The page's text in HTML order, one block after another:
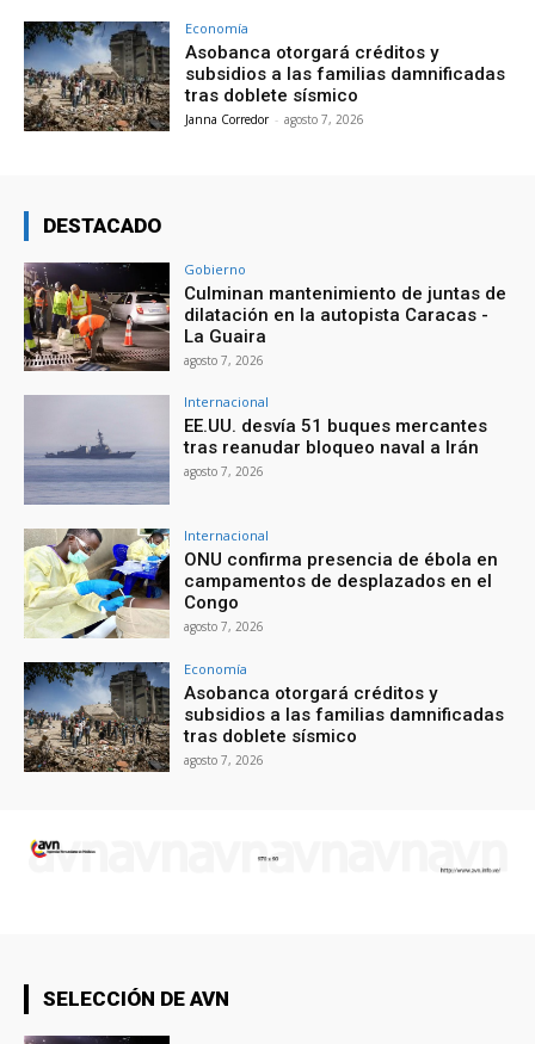
Economía
Asobanca otorgará créditos y
subsidios a las familias damnificadas
tras doblete sísmico
Janna Corredor - agosto 7, 2026
DESTACADO
Gobierno
Culminan mantenimiento de juntas de
dilatación en la autopista Caracas -
La Guaira
agosto 7, 2026
Internacional
EE.UU. desvía 51 buques mercantes
tras reanudar bloqueo naval a Irán
agosto 7, 2026
Internacional
ONU confirma presencia de ébola en
campamentos de desplazados en el
Congo
agosto 7, 2026
Economía
Asobanca otorgará créditos y
subsidios a las familias damnificadas
tras doblete sísmico
agosto 7, 2026
SELECCIÓN DE AVN